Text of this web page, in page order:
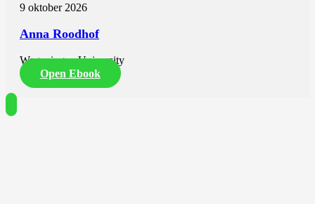
9 oktober 2026
Anna Roodhof
Wageningen University
Open Ebook